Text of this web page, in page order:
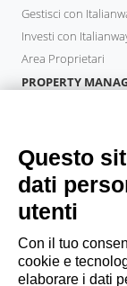
Gestisci con
Investi con
Area Proprietari
PROPERTY
OSPITI
Prenota un
Soggiorni lunghi
Esperienze per gli
Sconti per gli ospiti
Convenzioni per
Questo
dati
utenti
Con il tuo
cookie e
elaborare i dati